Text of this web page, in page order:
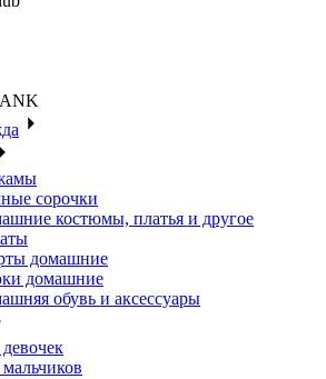
сорочки
костюмы, платья и другое
домашние
домашние
обувь и аксессуары